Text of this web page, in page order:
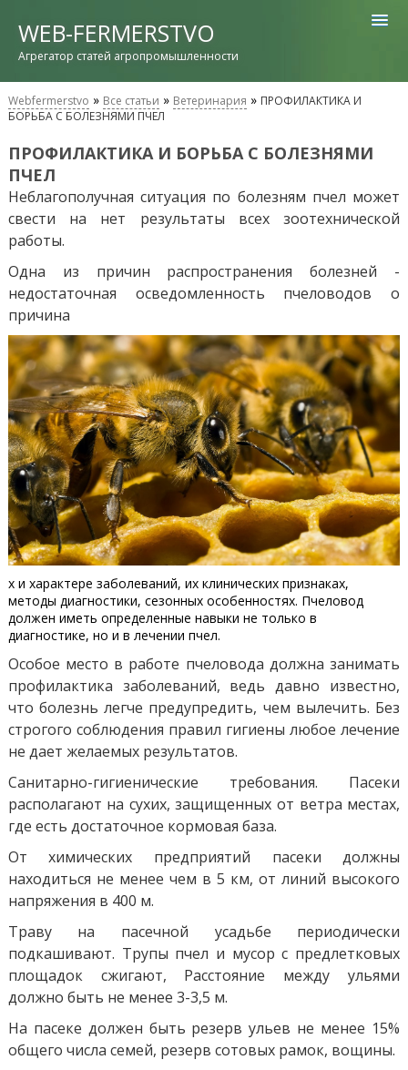
WEB-FERMERSTVO
Агрегатор статей агропромышленности
Webfermerstvo » Все статьи » Ветеринария » ПРОФИЛАКТИКА И
БОРЬБА С БОЛЕЗНЯМИ ПЧЕЛ
ПРОФИЛАКТИКА И БОРЬБА С БОЛЕЗНЯМИ
ПЧЕЛ
Неблагополучная ситуация по болезням пчел может
свести на нет результаты всех зоотехнической
работы.
Одна из причин распространения болезней -
недостаточная осведомленность пчеловодов о
причина
х и характере заболеваний, их клинических признаках,
методы диагностики, сезонных особенностях. Пчеловод
должен иметь определенные навыки не только в
диагностике, но и в лечении пчел.
Особое место в работе пчеловода должна занимать
профилактика заболеваний, ведь давно известно,
что болезнь легче предупредить, чем вылечить. Без
строгого соблюдения правил гигиены любое лечение
не дает желаемых результатов.
Санитарно-гигиенические требования. Пасеки
располагают на сухих, защищенных от ветра местах,
где есть достаточное кормовая база.
От химических предприятий пасеки должны
находиться не менее чем в 5 км, от линий высокого
напряжения в 400 м.
Траву на пасечной усадьбе периодически
подкашивают. Трупы пчел и мусор с предлетковых
площадок сжигают, Расстояние между ульями
должно быть не менее 3-3,5 м.
На пасеке должен быть резерв ульев не менее 15%
общего числа семей, резерв сотовых рамок, вощины.